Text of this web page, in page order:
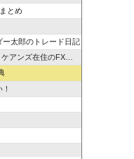
とめ
ー太郎のトレード日記
在住のFXトレーダー